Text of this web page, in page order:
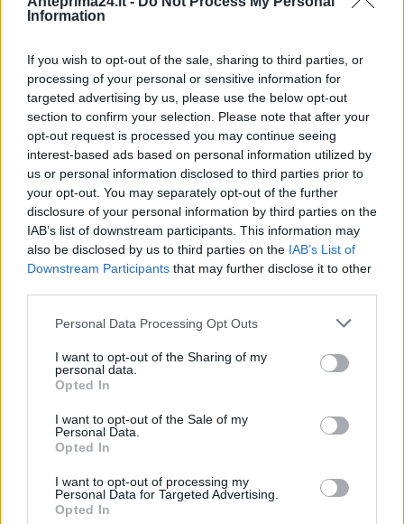
Information
If you wish to opt-out of the sale, sharing to third parties, or
processing of your personal or sensitive information for
targeted advertising by us, please use the below opt-out
section to confirm your selection. Please note that after your
opt-out request is processed you may continue seeing
interest-based ads based on personal information utilized by
us or personal information disclosed to third parties prior to
your opt-out. You may separately opt-out of the further
disclosure of your personal information by third parties on the
IAB’s list of downstream participants. This information may
also be disclosed by us to third parties on the IAB’s List of
Downstream Participants that may further disclose it to other
Please note that this website/app uses one or more Google
not limited to your visit or usage behaviour. You may click to
grant or deny consent to Google and its third-party tags to
use your data for below specified purposes in below Google
consent section.
Personal Data Processing Opt Outs
I want to opt-out of the Sharing of my
personal data.
Opted In
I want to opt-out of the Sale of my
Personal Data.
Opted In
I want to opt-out of processing my
Personal Data for Targeted Advertising.
Opted In